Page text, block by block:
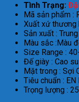
Tình Trạng:
Mã sản phẩm :
Xuất xứ thương
Sản xuất :
Màu sắc :Màu
Size Range :
Đế giày : Cao su
Mặt trong : Sợi
Tiêu chuẩn :
Trọng lượng :